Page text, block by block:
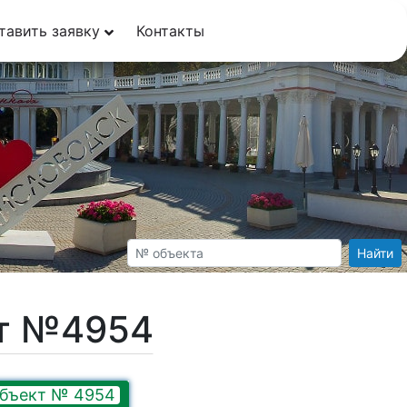
заявку Контакты
Найти
№4954
№ 4954